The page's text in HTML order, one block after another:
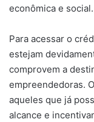
econômica e social.
Para acessar o
estejam
comprovem a
empreendedoras.
aqueles que já
alcance e